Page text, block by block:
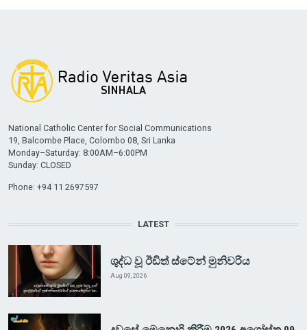
National Catholic Center for Social Communications
19, Balcombe Place, Colombo 08, Sri Lanka
Monday–Saturday: 8:00AM–6:00PM
Sunday: CLOSED
Phone: +94 11 2697597
LATEST
ශුද්ධ වූ ඊඩිත් ස්ටේන් මුනිවරිය
Aug 09, 2026